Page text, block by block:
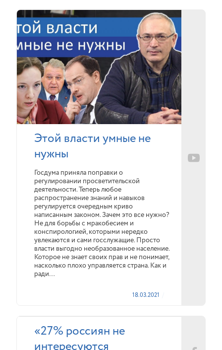
Этой власти умные не
нужны
Госдума приняла поправки о
регулировании просветительской
деятельности. Теперь любое
распространение знаний и навыков
регулируется очередным криво
написанным законом. Зачем это все нужно?
Не для борьбы с мракобесием и
конспирологией, которыми нередко
увлекаются и сами госслужащие. Просто
власти выгодно необразованное население.
Которое не знает своих прав и не понимает,
насколько плохо управляется страна. Как и
ради…
18.03.2021
«27% россиян не
интересуются